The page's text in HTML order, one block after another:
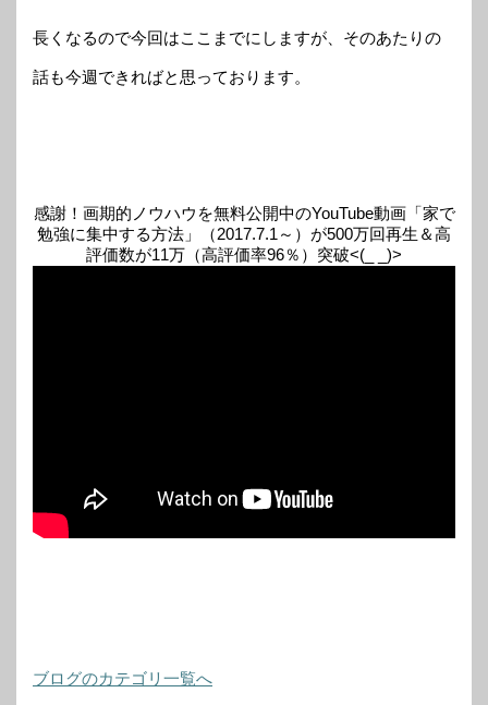
長くなるので今回はここまでにしますが、そのあたりの
話も今週できればと思っております。
感謝！画期的ノウハウを無料公開中のYouTube動画「家で
勉強に集中する方法」（2017.7.1～）が500万回再生＆高
評価数が11万（高評価率96％）突破<(_ _)>
ブログのカテゴリ一覧へ